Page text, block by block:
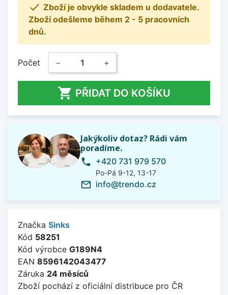
 Zboží je obvykle skladem u dodavatele.
Zboží odešleme během 2 - 5 pracovních
dnů.
Počet − +
 PŘIDAT DO KOŠÍKU
Jakýkoliv dotaz? Rádi vám
poradíme.
phone +420 731 979 570
Po-Pá 9-12, 13-17
mail_outline info@trendo.cz
Značka Sinks
Kód 58251
Kód výrobce G189N4
EAN 8596142043477
Záruka 24 měsíců
Zboží pochází z oficiální distribuce pro ČR